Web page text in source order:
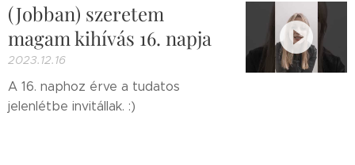
(Jobban) szeretem
magam kihívás 16. napja
2023.12.16
A 16. naphoz érve a tudatos
jelenlétbe invitállak. :)